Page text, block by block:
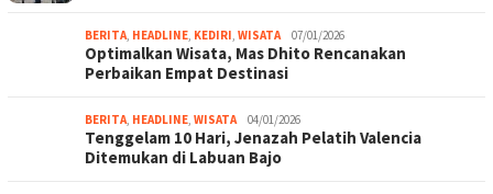
BERITA HEADLINE KEDIRI WISATA 07/01/2026
Optimalkan Wisata, Mas Dhito Rencanakan
Perbaikan Empat Destinasi
BERITA HEADLINE WISATA 04/01/2026
Tenggelam 10 Hari, Jenazah Pelatih Valencia
Ditemukan di Labuan Bajo